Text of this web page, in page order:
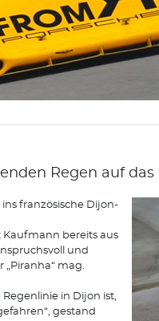
Regen auf das
französische Dijon-
Kaufmann bereits aus
und
„Piranha“ mag.
in Dijon ist,
gestand